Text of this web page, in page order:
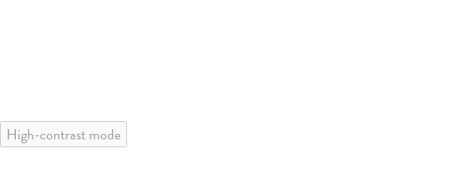
High-contrast mode